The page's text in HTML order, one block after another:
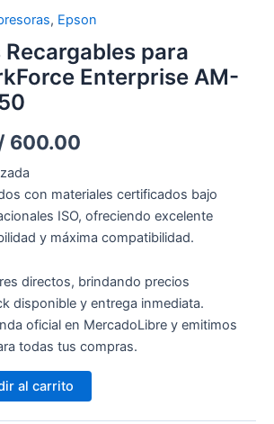
, Epson
para
Enterprise AM-
600.00
con materiales certificados bajo
ISO, ofreciendo excelente
y máxima compatibilidad.
directos, brindando precios
disponible y entrega inmediata.
oficial en MercadoLibre y emitimos
todas tus compras.
al carrito